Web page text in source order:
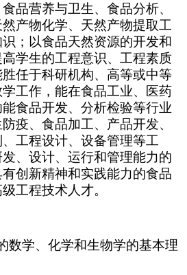
品营养与卫生、食品分析、
产物化学、天然产物提取工
；以食品天然资源的开发和
学生的工程意识、工程素质
任于科研机构、高等或中等
工作，能在食品工业、医药
食品开发、分析检验等行业
疫、食品加工、产品开发、
工程设计、设备管理等工
、设计、运行和管理能力的
创新精神和实践能力的食品
工程技术人才。
数学、化学和生物学的基本理